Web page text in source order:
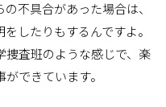
不具合があった場合は、
したりもするんですよ。
捜査班のような感じで、楽
できています。